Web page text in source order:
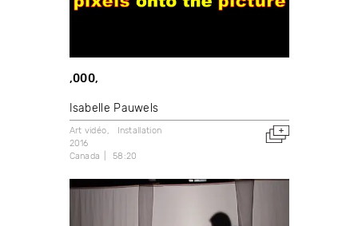
,000,
Isabelle Pauwels
Art vidéo
Installation
2016
Canada
58:20